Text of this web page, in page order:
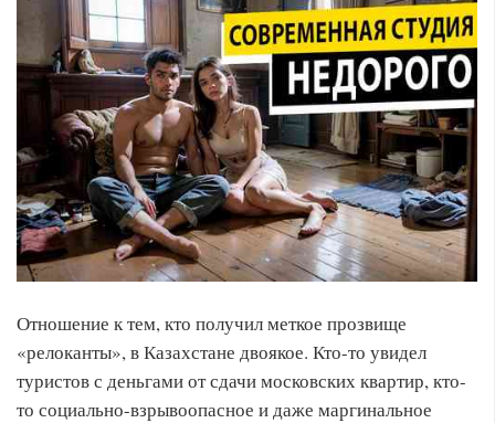
Отношение к тем, кто получил меткое прозвище
«релоканты», в Казахстане двоякое. Кто-то увидел
туристов с деньгами от сдачи московских квартир, кто-
то социально-взрывоопасное и даже маргинальное